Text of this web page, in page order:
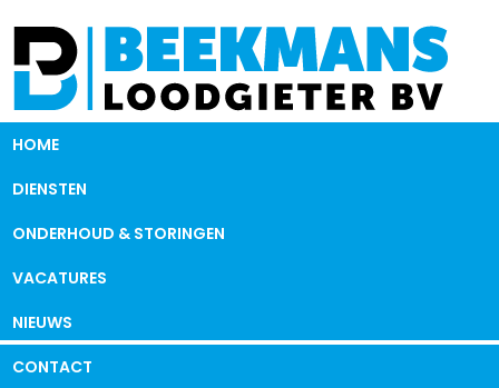
HOME
DIENSTEN
ONDERHOUD & STORINGEN
VACATURES
NIEUWS
CONTACT